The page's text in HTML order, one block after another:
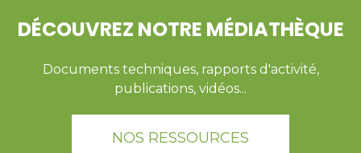
DÉCOUVREZ NOTRE MÉDIATHÈQUE
Documents techniques, rapports d'activité,
publications, vidéos...
NOS RESSOURCES